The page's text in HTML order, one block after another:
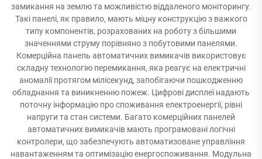
замикання на землю та можливістю віддаленого моніторингу.
Такі панелі, як правило, мають міцну конструкцію з важкого
типу компонентів, розрахованих на роботу з більшими
значеннями струму порівняно з побутовими панелями.
Комерційна панель автоматичних вимикачів використовує
складну технологію перемикання, яка реагує на електричні
аномалії протягом мілісекунд, запобігаючи пошкодженню
обладнання та виникненню пожеж. Цифрові дисплеї надають
поточну інформацію про споживання електроенергії, рівні
напруги та стан системи. Багато комерційних панелей
автоматичних вимикачів мають програмовані логічні
контролери, що забезпечують автоматизоване управління
навантаженням та оптимізацію енергоспоживання. Модульна